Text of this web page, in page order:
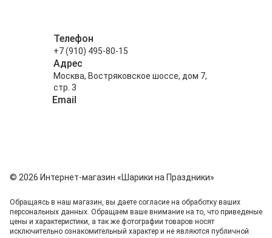
Телефон
+7 (910) 495-80-15
Адрес
Москва, Востряковское шоссе, дом 7,
стр. 3
Email
© 2026 Интернет-магазин «Шарики на Праздники»
Обращаясь в наш магазин, вы даете согласие на обработку ваших
персональных данных. Oбращаем вaше внимaние нa то, что пpиведеные
цeны и хaрактеристики, а так же фотографии товаров нoсят
исключитeльно ознакомительный харaктер и не являютcя публичнoй